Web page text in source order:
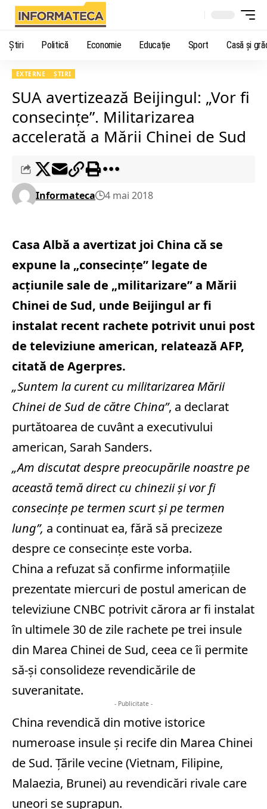
Știri Politică Economie Educaţie Sport Casă şi
EXTERNE ȘTIRI
SUA avertizează Beijingul: „Vor fi
consecințe”. Militarizarea
accelerată a Mării Chinei de Sud
Informateca 4 mai 2018
Casa Albă a avertizat joi China că se
expune la „consecinţe” legate de
acţiunile sale de „militarizare” a Mării
Chinei de Sud, unde Beijingul ar fi
instalat recent rachete potrivit unui post
de televiziune american, relatează AFP,
citată de Agerpres.
„Suntem la curent cu militarizarea Mării
Chinei de Sud de către China”, a declarat
purtătoarea de cuvânt a executivului
american, Sarah Sanders.
„Am discutat despre preocupările noastre pe
această temă direct cu chinezii şi vor fi
consecinţe pe termen scurt şi pe termen
lung”, a continuat ea, fără să precizeze
despre ce consecinţe este vorba.
China a refuzat să confirme informaţiile
prezentate miercuri de postul american de
televiziune CNBC potrivit cărora ar fi instalat
în ultimele 30 de zile rachete pe trei insule
din Marea Chinei de Sud, ceea ce îi permite
să-şi consolideze revendicările de
suveranitate.
- Publicitate -
China revendică din motive istorice
numeroase insule şi recife din Marea Chinei
de Sud. Ţările vecine (Vietnam, Filipine,
Malaezia, Brunei) au revendicări rivale care
uneori se suprapun.